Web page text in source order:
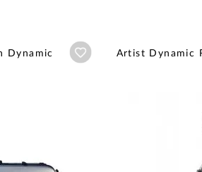
Dynamic
Añadir a wishlist
Artist Dynamic